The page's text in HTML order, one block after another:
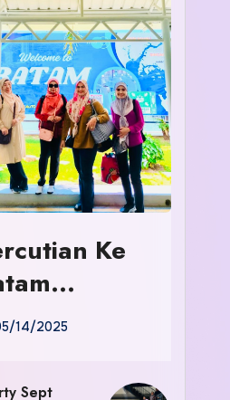
Ke
14/2025
Sept